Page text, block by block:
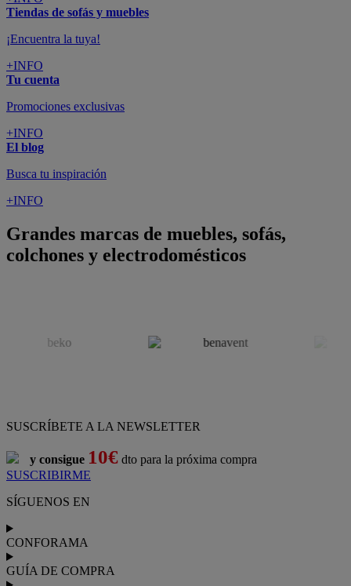
Tiendas de sofás y muebles
¡Encuentra la tuya!
+INFO
Tu cuenta
Promociones exclusivas
+INFO
El blog
Busca tu inspiración
+INFO
Grandes marcas de muebles, sofás,
colchones y electrodomésticos
SUSCRÍBETE A LA NEWSLETTER
y consigue 10€ dto para la próxima compra
SUSCRIBIRME
SÍGUENOS EN
CONFORAMA
GUÍA DE COMPRA